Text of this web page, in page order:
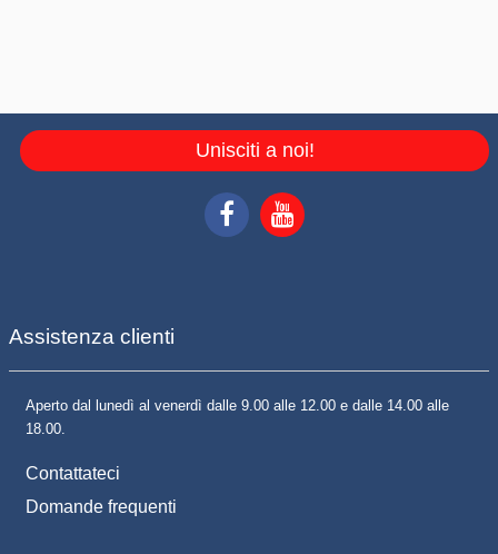
Unisciti a noi!
Assistenza clienti
Aperto dal lunedì al venerdì dalle 9.00 alle 12.00 e dalle 14.00 alle
18.00.
Contattateci
Domande frequenti